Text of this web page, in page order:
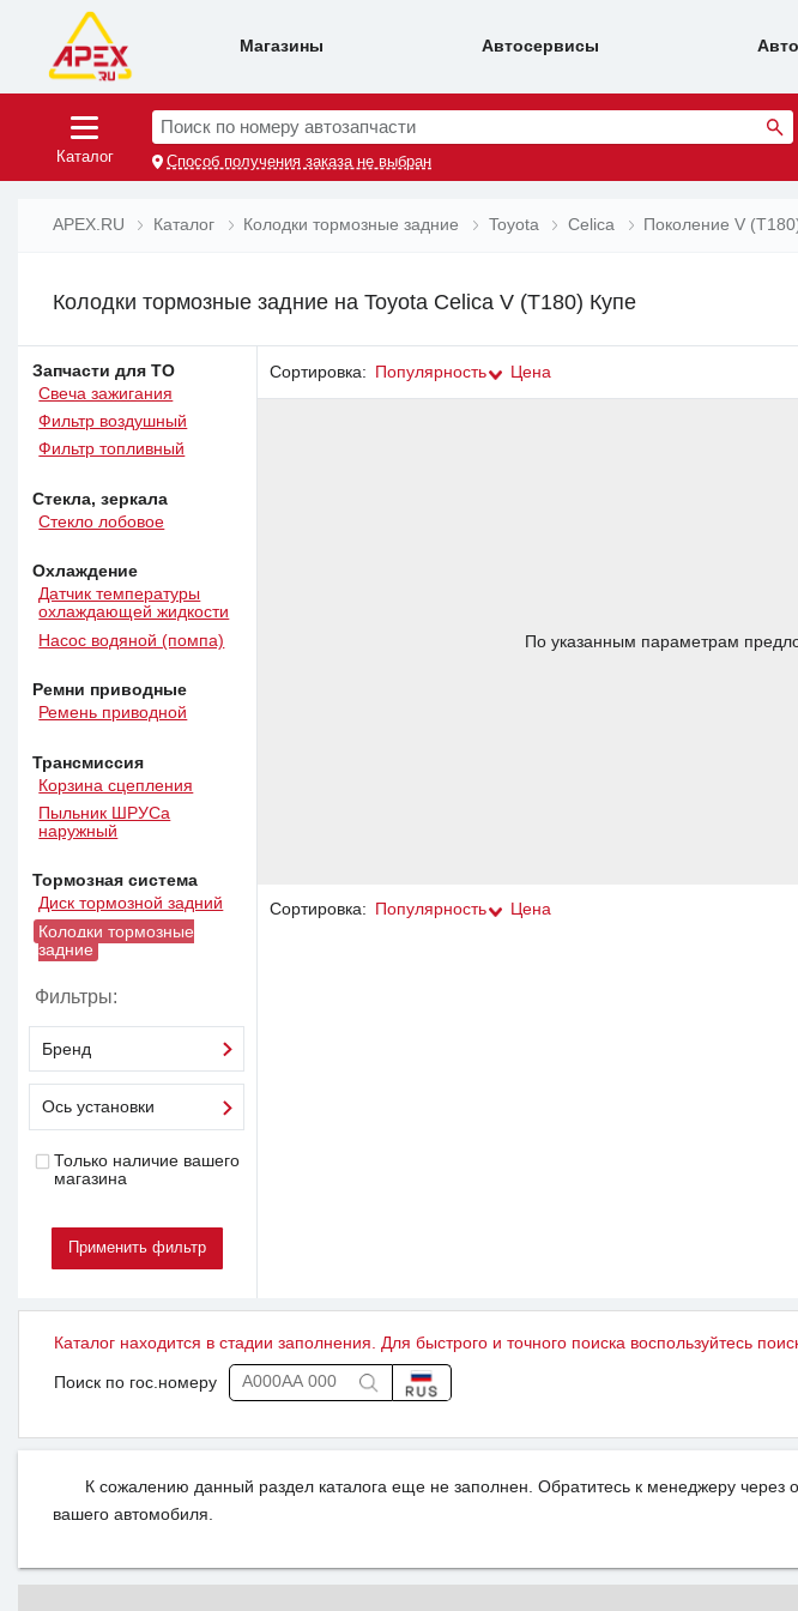
Магазины Автосервисы
Каталог
Поиск по номеру автозапчасти
Способ получения заказа не выбран
APEX.RU Каталог Колодки тормозные задние Toyota Celica Поколение V
Колодки тормозные задние на Toyota Celica V (T180) Купе
Запчасти для ТО
Свеча зажигания
Фильтр воздушный
Фильтр топливный
Стекла, зеркала
Стекло лобовое
Охлаждение
Датчик температуры
охлаждающей жидкости
Насос водяной (помпа)
Ремни приводные
Ремень приводной
Трансмиссия
Корзина сцепления
Пыльник ШРУСа
наружный
Тормозная система
Диск тормозной задний
Колодки тормозные
задние
Фильтры:
Бренд
Ось установки
Только наличие вашего
магазина
Сортировка: Популярность Цена
По указанным параметрам
Сортировка: Популярность Цена
Каталог находится в стадии заполнения. Для быстрого и точного поиска воспользуйтесь
Поиск по гос.номеру
К сожалению данный раздел каталога еще не заполнен. Обратитесь к менеджеру через
вашего автомобиля.